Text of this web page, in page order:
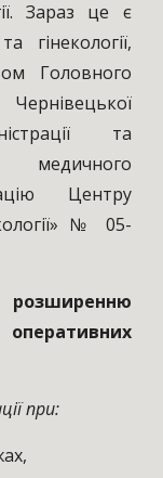
Зараз це є
гінекології,
Головного
та
медичного
Центру
№ 05-
розширенню
при: